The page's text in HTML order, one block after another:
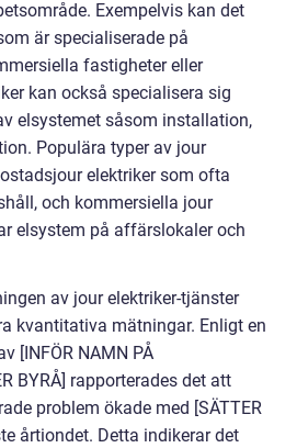
Exempelvis kan det
är specialiserade på
fastigheter eller
kan också specialisera sig
elsystemet såsom installation,
Populära typer av jour
elektriker som ofta
och kommersiella jour
elsystem på affärslokaler och
av jour elektriker-tjänster
kvantitativa mätningar. Enligt en
[INFÖR NAMN PÅ
BYRÅ] rapporterades det att
problem ökade med [SÄTTER
årtiondet. Detta indikerar det